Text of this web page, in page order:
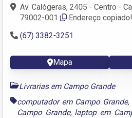
Av. Calógeras, 2405 - Centro -
79002-001
Endereço copiado!
(67) 3382-3251
Mapa
Livrarias em Campo Grande
computador em Campo Grande,
Campo Grande, laptop em